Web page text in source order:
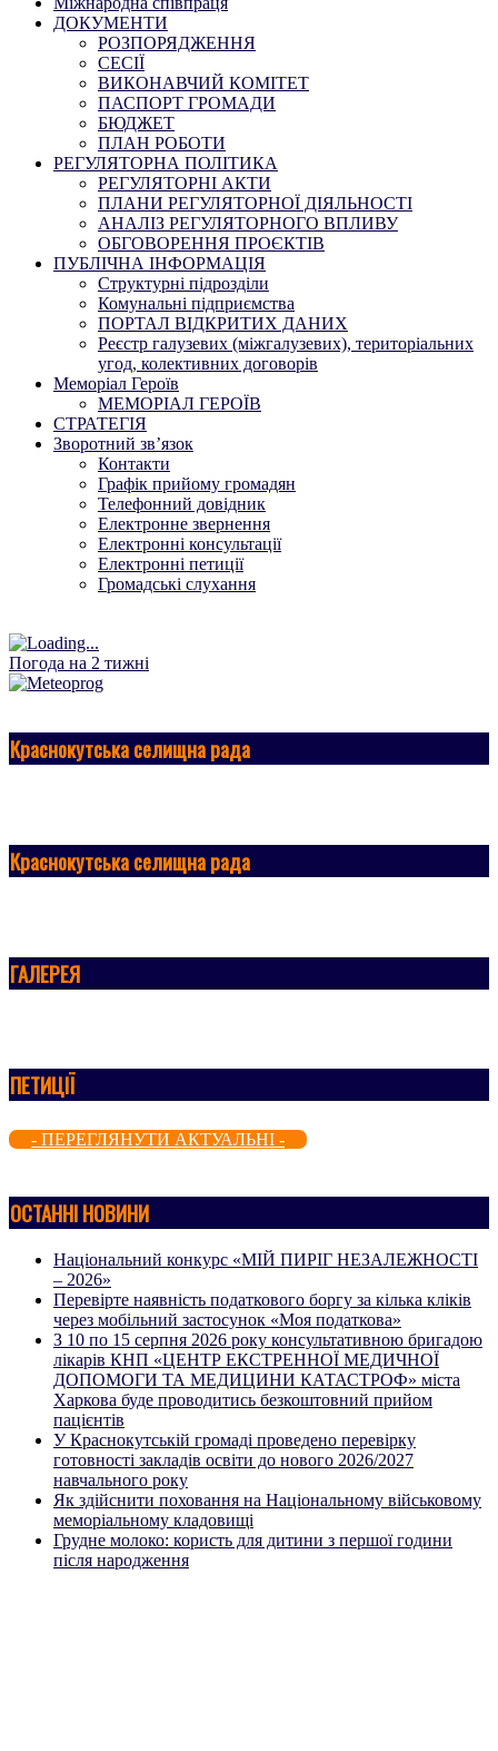
ДОКУМЕНТИ
РОЗПОРЯДЖЕННЯ
СЕСІЇ
ВИКОНАВЧИЙ КОМІТЕТ
ПАСПОРТ ГРОМАДИ
БЮДЖЕТ
ПЛАН РОБОТИ
РЕГУЛЯТОРНА ПОЛІТИКА
РЕГУЛЯТОРНІ АКТИ
ПЛАНИ РЕГУЛЯТОРНОЇ ДІЯЛЬНОСТІ
АНАЛІЗ РЕГУЛЯТОРНОГО ВПЛИВУ
ОБГОВОРЕННЯ ПРОЄКТІВ
ПУБЛІЧНА ІНФОРМАЦІЯ
Структурні підрозділи
Комунальні підприємства
ПОРТАЛ ВІДКРИТИХ ДАНИХ
Реєстр галузевих (міжгалузевих), територіальних
угод, колективних договорів
Меморіал Героїв
МЕМОРІАЛ ГЕРОЇВ
СТРАТЕГІЯ
Зворотний зв’язок
Контакти
Графік прийому громадян
Телефонний довідник
Електронне звернення
Електронні консультації
Електронні петиції
Громадські слухання
Погода на 2 тижні
Краснокутська селищна рада
Краснокутська селищна рада
ГАЛЕРЕЯ
ПЕТИЦІЇ
- ПЕРЕГЛЯНУТИ АКТУАЛЬНІ -
ОСТАННІ НОВИНИ
Національний конкурс «МІЙ ПИРІГ НЕЗАЛЕЖНОСТІ
– 2026»
Перевірте наявність податкового боргу за кілька кліків
через мобільний застосунок «Моя податкова»
З 10 по 15 серпня 2026 року консультативною бригадою
лікарів КНП «ЦЕНТР ЕКСТРЕННОЇ МЕДИЧНОЇ
ДОПОМОГИ ТА МЕДИЦИНИ КАТАСТРОФ» міста
Харкова буде проводитись безкоштовний прийом
пацієнтів
У Краснокутській громаді проведено перевірку
готовності закладів освіти до нового 2026/2027
навчального року
Як здійснити поховання на Національному військовому
меморіальному кладовищі
Грудне молоко: користь для дитини з першої години
після народження